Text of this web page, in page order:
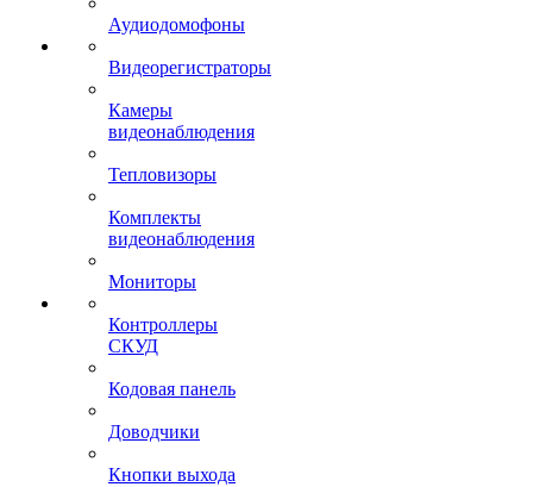
Аудиодомофоны
Видеорегистраторы
Камеры
видеонаблюдения
Тепловизоры
Комплекты
видеонаблюдения
Мониторы
Контроллеры
СКУД
Кодовая панель
Доводчики
Кнопки выхода